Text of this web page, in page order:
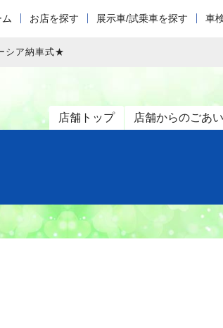
お店を探す 展示車/試乗車を探す 車
シア納車式★
店舗トップ 店舗からのごあ